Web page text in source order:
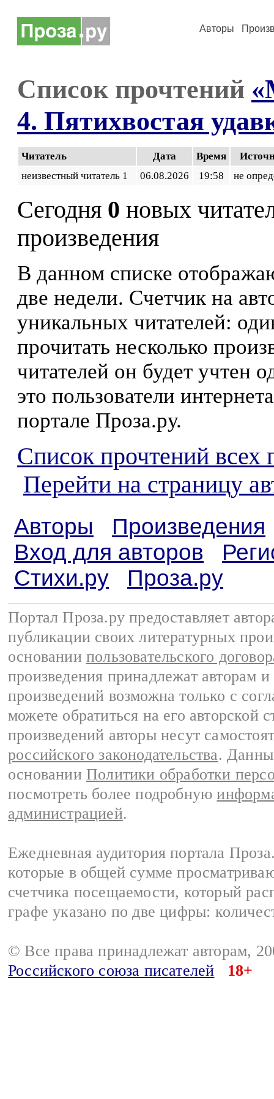
Авторы
Список прочтений
4. Пятихвостая
Читатель Дата Время
неизвестный читатель 1
06.08.2026 19:58 не
Сегодня 0 новых
произведения
В данном списке
две недели. Счетчик на
уникальных читателей:
прочитать несколько
читателей он будет учтен
это пользователи
портале Проза.ру.
Список прочтений всех
Перейти на страницу
Авторы
Произведения
Вход для авторов
Стихи.ру
Проза.ру
Портал Проза.ру предоставляет
публикации своих литературных
основании пользовательского
произведения принадлежат авторам
произведений возможна только с
можете обратиться на его авторской
произведений авторы несут
российского законодательства.
основании Политики обработки
посмотреть более подробную
администрацией.
Ежедневная аудитория портала
которые в общей сумме
счетчика посещаемости, который
графе указано по две цифры:
© Все права принадлежат авторам,
Российского союза писателей
18+